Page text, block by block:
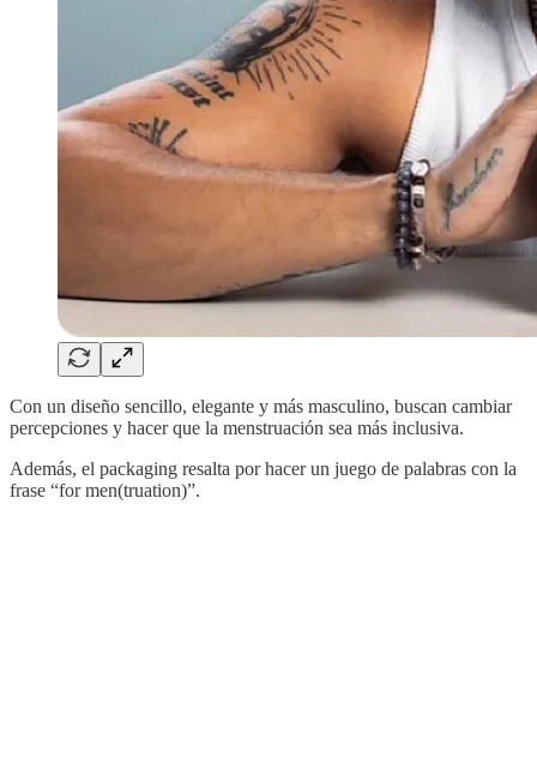
Con un diseño sencillo, elegante y más masculino, buscan cambiar
percepciones y hacer que la menstruación sea más inclusiva.
Además, el packaging resalta por hacer un juego de palabras con la
frase “for men(truation)”.